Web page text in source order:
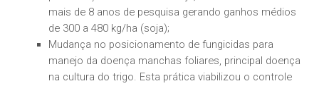
mais de 8 anos de pesquisa gerando ganhos médios
de 300 a 480 kg/ha (soja);
Mudança no posicionamento de fungicidas para
manejo da doença manchas foliares, principal doença
na cultura do trigo. Esta prática viabilizou o controle